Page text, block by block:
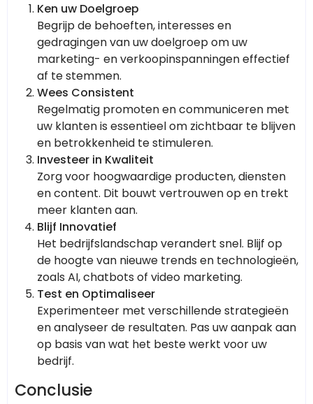
Ken uw Doelgroep
Begrijp de behoeften, interesses en
gedragingen van uw doelgroep om uw
marketing- en verkoopinspanningen effectief
af te stemmen.
Wees Consistent
Regelmatig promoten en communiceren met
uw klanten is essentieel om zichtbaar te blijven
en betrokkenheid te stimuleren.
Investeer in Kwaliteit
Zorg voor hoogwaardige producten, diensten
en content. Dit bouwt vertrouwen op en trekt
meer klanten aan.
Blijf Innovatief
Het bedrijfslandschap verandert snel. Blijf op
de hoogte van nieuwe trends en technologieën,
zoals AI, chatbots of video marketing.
Test en Optimaliseer
Experimenteer met verschillende strategieën
en analyseer de resultaten. Pas uw aanpak aan
op basis van wat het beste werkt voor uw
bedrijf.
Conclusie